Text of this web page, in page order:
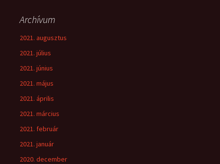
Archívum
2021. augusztus
2021. július
2021. június
2021. május
2021. április
2021. március
2021. február
2021. január
2020. december